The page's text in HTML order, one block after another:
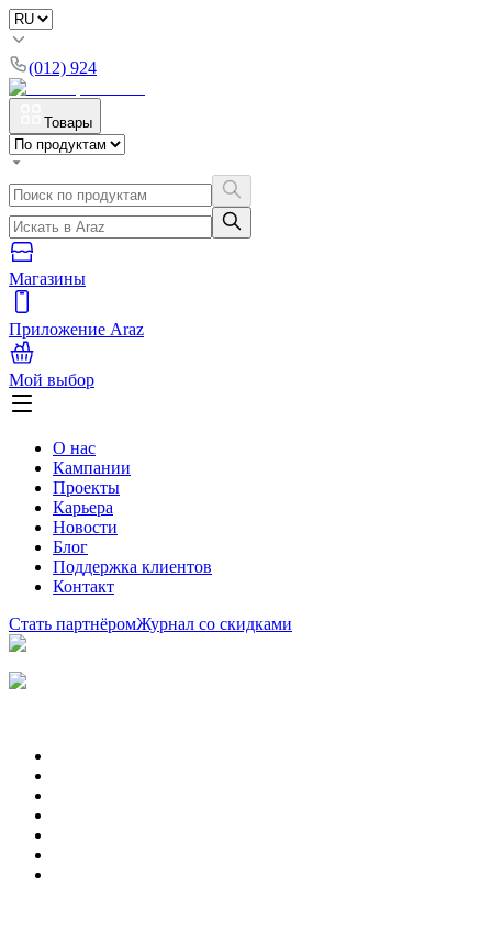
(012) 924
Товары
Магазины
Приложение Araz
Мой выбор
О нас
Кампании
Проекты
Карьера
Новости
Блог
Поддержка клиентов
Контакт
Стать партнёромЖурнал со скидками